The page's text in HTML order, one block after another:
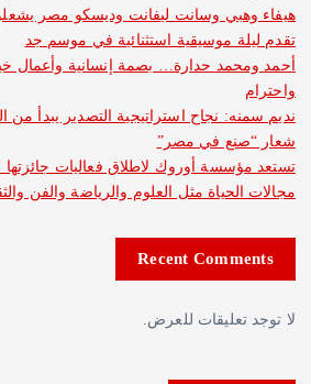
موسيقية استثنائية في موسم جد
حدارة… بصمة إنسانية وأعمال خيرية
نجاح استراتيجية التصدير يبدأ من الجودة وبناء
في مصر”
أوروك لاطلاق فعاليات جائزتها الكبرى
مثل العلوم والرياضة والفن والثقافة و
Recent
للعرض.